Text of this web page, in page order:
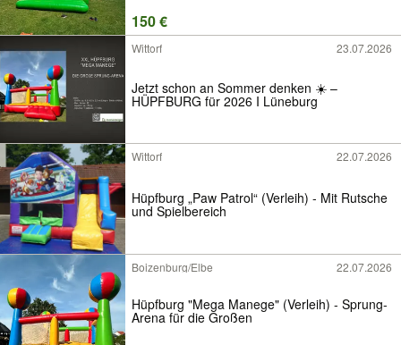
150 €
Wittorf 23.07.2026
Jetzt schon an Sommer denken ☀️ –
HÜPFBURG für 2026 I Lüneburg
Wittorf 22.07.2026
Hüpfburg „Paw Patrol“ (Verleih) - Mit Rutsche
und Spielbereich
Boizenburg/Elbe 22.07.2026
Hüpfburg "Mega Manege" (Verleih) - Sprung-
Arena für die Großen